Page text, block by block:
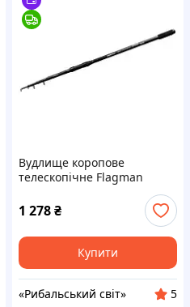
Вудлище коропове
телескопічне Flagman
NGM 3.6м 3.5lb
1 278₴
Купити
«Рибальський світ»
5